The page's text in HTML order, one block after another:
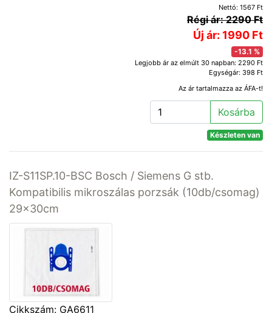
Nettó: 1567 Ft
Régi ár: 2290 Ft
Új ár: 1990 Ft
-13.1 %
Legjobb ár az elmúlt 30 napban: 2290 Ft
Egységár: 398 Ft
Az ár tartalmazza az ÁFA-t!
Kosárba
Készleten van
IZ-S11SP.10-BSC Bosch / Siemens G stb.
Kompatibilis mikroszálas porzsák (10db/csomag)
29x30cm
Cikkszám: GA6611